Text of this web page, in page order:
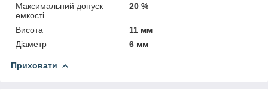
Максимальний допуск
емкості
20 %
Висота
11 мм
Діаметр
6 мм
Приховати